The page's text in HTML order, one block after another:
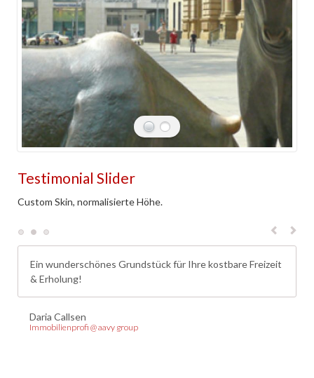
Testimonial Slider
Custom Skin, normalisierte Höhe.
Ein wunderschönes Grundstück für Ihre kostbare Freizeit
& Erholung!
Daria Callsen
Immobilienprofi @ aavy group